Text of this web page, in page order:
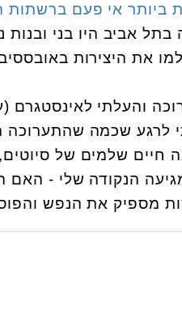
ביותר אי פעם ברשתות
בתל אביב היו בני
את היצירות
והעלתי לאינסטגרם
לרגע שכמה
חיים שלמים של
הנקודה שלי - האם
מספיק את הנפש